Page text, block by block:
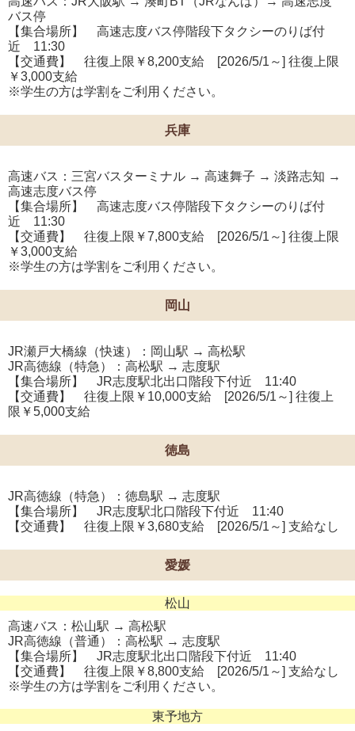
バス停
【集合場所】 高速志度バス停階段下タクシーのりば付
近 11:30
【交通費】 往復上限￥8,200支給 [2026/5/1～] 往復上限
￥3,000支給
※学生の方は学割をご利用ください。
兵庫
高速バス：三宮バスターミナル → 高速舞子 → 淡路志知 →
高速志度バス停
【集合場所】 高速志度バス停階段下タクシーのりば付
近 11:30
【交通費】 往復上限￥7,800支給 [2026/5/1～] 往復上限
￥3,000支給
※学生の方は学割をご利用ください。
岡山
JR瀬戸大橋線（快速）：岡山駅 → 高松駅
JR高徳線（特急）：高松駅 → 志度駅
【集合場所】 JR志度駅北出口階段下付近 11:40
【交通費】 往復上限￥10,000支給 [2026/5/1～] 往復上
限￥5,000支給
徳島
JR高徳線（特急）：徳島駅 → 志度駅
【集合場所】 JR志度駅北口階段下付近 11:40
【交通費】 往復上限￥3,680支給 [2026/5/1～] 支給なし
愛媛
松山
高速バス：松山駅 → 高松駅
JR高徳線（普通）：高松駅 → 志度駅
【集合場所】 JR志度駅北出口階段下付近 11:40
【交通費】 往復上限￥8,800支給 [2026/5/1～] 支給なし
※学生の方は学割をご利用ください。
東予地方